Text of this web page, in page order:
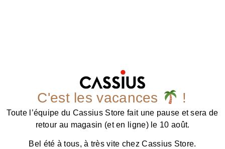
C'est les vacances !
Toute l’équipe du Cassius Store fait une pause et sera de
retour au magasin (et en ligne) le 10 août.
Bel été à tous, à très vite chez Cassius Store.